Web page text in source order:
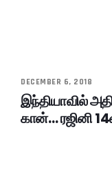
DECEMBER 6, 2018
இந்தியாவில்
கான்… ரஜினி